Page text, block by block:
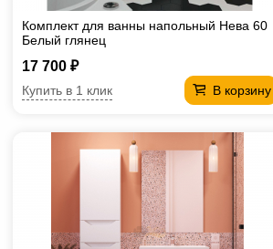
Комплект для ванны напольный Нева 60
Белый глянец
17 700 ₽
В корзину
Купить в 1 клик